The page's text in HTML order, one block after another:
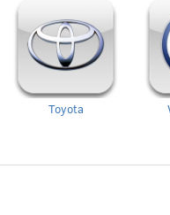
Toyota